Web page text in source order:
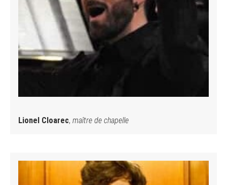
Lionel Cloarec, maître de chapelle